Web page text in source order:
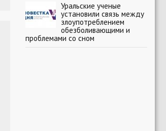
Уральские ученые
установили связь между
злоупотреблением
обезболивающими и
проблемами со сном